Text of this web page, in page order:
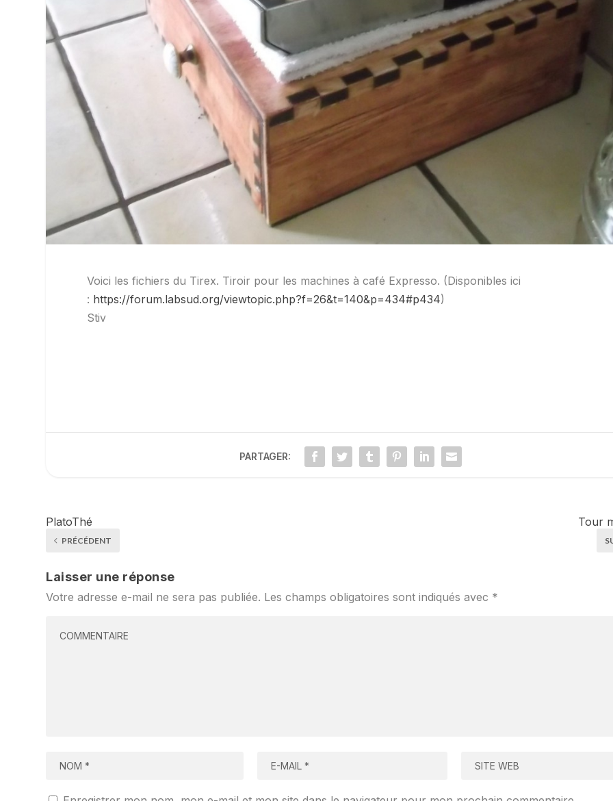
Voici les fichiers du Tirex. Tiroir pour les machines à café Expresso. (Disponibles ici
: https://forum.labsud.org/viewtopic.php?f=26&t=140&p=434#p434)
Stiv
PARTAGER:
PlatoThé
PRÉCÉDENT
Tour
Laisser une réponse
Votre adresse e-mail ne sera pas publiée. Les champs obligatoires sont indiqués avec *